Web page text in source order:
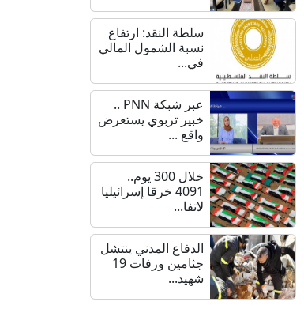
سلطة النقد: ارتفاع
نسبة الشمول المالي
في...
عبر شبكة PNN ..
خبير تربوي يستعرض
واقع ...
خلال 300 يوم..
4091 خرقا إسرائيليا
لاتفا...
الدفاع المدني ينتشل
جثامين ورفات 19
شهيد...